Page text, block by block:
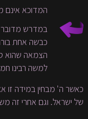
המדוכא אינם
במדרש מדובר
כבשה אחת
הצמאה שהוא
למשה רבינו
כאשר ה' מבחין במידה זו
של ישראל. וגם אחרי זה